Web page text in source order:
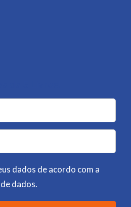
dados de acordo com a
dados.